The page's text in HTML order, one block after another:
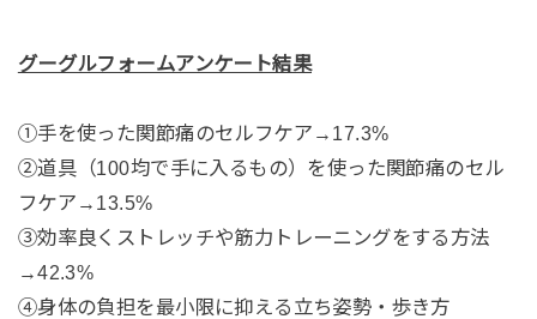
グーグルフォームアンケート結果
①手を使った関節痛のセルフケア→17.3%
②道具（100均で手に入るもの）を使った関節痛のセル
フケア→13.5%
③効率良くストレッチや筋力トレーニングをする方法
→42.3%
④身体の負担を最小限に抑える立ち姿勢・歩き方